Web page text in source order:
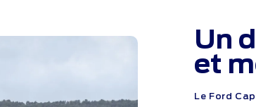
Un
et
Le Ford